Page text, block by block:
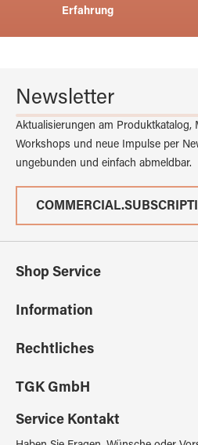
Erfahrung
Newsletter
Aktualisierungen am Produktkatalog,
Workshops und neue Impulse per
ungebunden und einfach abmeldbar.
Shop Service
Information
Rechtliches
TGK GmbH
Service Kontakt